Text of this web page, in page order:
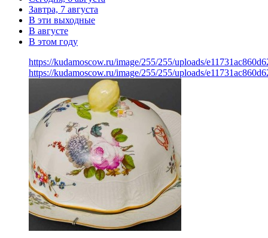
Завтра, 7 августа
В эти выходные
В августе
В этом году
https://kudamoscow.ru/image/255/255/uploads/
https://kudamoscow.ru/image/255/255/uploads/